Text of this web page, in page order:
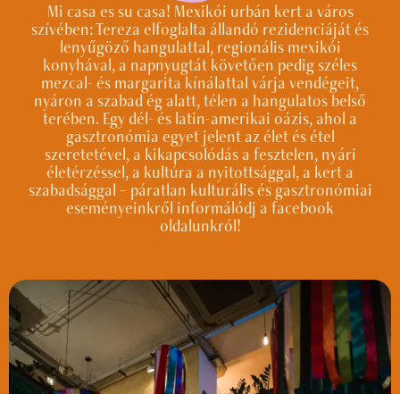
Mi casa es su casa! Mexikói urbán kert a város
szívében: Tereza elfoglalta állandó rezidenciáját és
lenyűgöző hangulattal, regionális mexikói
konyhával, a napnyugtát követően pedig széles
mezcal- és margarita kínálattal várja vendégeit,
nyáron a szabad ég alatt, télen a hangulatos belső
terében. Egy dél- és latin-amerikai oázis, ahol a
gasztronómia egyet jelent az élet és étel
szeretetével, a kikapcsolódás a fesztelen, nyári
életérzéssel, a kultúra a nyitottsággal, a kert a
szabadsággal – páratlan kulturális és gasztronómiai
eseményeinkről informálódj a facebook
oldalunkról!